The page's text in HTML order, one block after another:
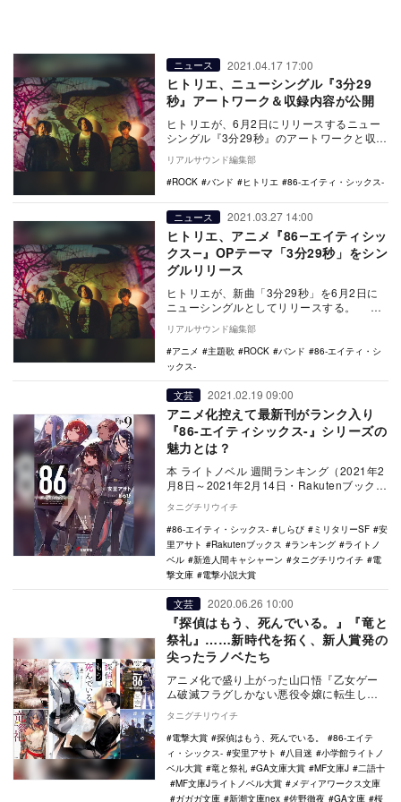
ニュース 2021.04.17 17:00
ヒトリエ、ニューシングル『3分29
秒』アートワーク＆収録内容が公開
ヒトリエが、6月2日にリリースするニュー
シングル『3分29秒』のアートワークと収録
内容詳細公開した。 本シングルは、5月1
日…
リアルサウンド編集部
ROCK
バンド ヒトリエ 86-エイティ・シックス-
ニュース 2021.03.27 14:00
ヒトリエ、アニメ『86―エイティシッ
クス―』OPテーマ「3分29秒」をシン
グルリリース
ヒトリエが、新曲「3分29秒」を6月2日に
ニューシングルとしてリリースする。 同
曲は、4月10日より放送開始のTVアニメ
『8…
リアルサウンド編集部
アニメ
主題歌 ROCK バンド
86-エイティ・シ
ックス-
文芸 2021.02.19 09:00
アニメ化控えて最新刊がランク入り
『86-エイティシックス-』シリーズの
魅力とは？
本 ライトノベル 週間ランキング（2021年2
月8日～2021年2月14日・Rakutenブックス
タニグチリウイチ
86-エイティ・シックス-
しらび ミリタリーSF
安
里アサト
Rakutenブックス ランキング
ライトノ
ベル
新造人間キャシャーン タニグチリウイチ
電
撃文庫
電撃小説大賞
文芸 2020.06.26 10:00
『探偵はもう、死んでいる。』『竜と
祭礼』……新時代を拓く、新人賞発の
尖ったラノベたち
アニメ化で盛り上がった山口悟『乙女ゲー
ム破滅フラグしかない悪役令嬢に転生して
下・はめふら）…
タニグチリウイチ
電撃大賞
探偵はもう、死んでいる。
86-エイテ
ィ・シックス-
安里アサト 八目迷
小学館ライトノ
ベル大賞
竜と祭礼 GA文庫大賞 MF文庫J
二語十
MF文庫Jライトノベル大賞
メディアワークス文庫
ガガガ文庫
新潮文庫nex 佐野徹夜 GA文庫
桜